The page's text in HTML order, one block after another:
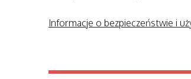
Informacje o bezpieczeństwie i